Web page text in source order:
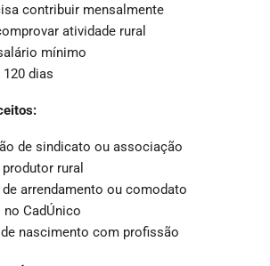
contribuir mensalmente
atividade rural
mínimo
120 dias
de sindicato ou associação
rural
arrendamento ou comodato
no CadÚnico
nascimento com profissão